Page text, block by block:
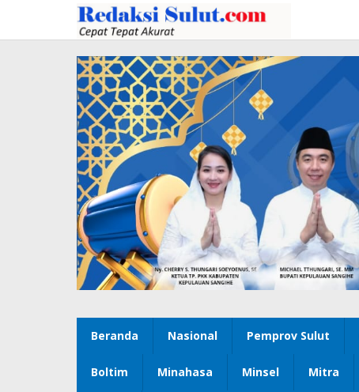
konten
Beranda Nasional Pemprov Sulut
Boltim Minahasa Minsel Mitra